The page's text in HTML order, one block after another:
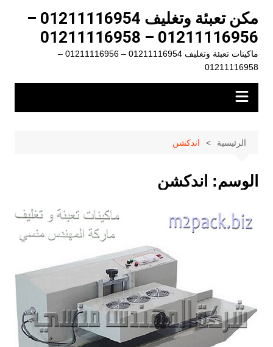
المحتوى
مكن تعبئة وتغليف 01211116954 –
01211116956 – 01211116958
ماكينات تعبئة وتغليف 01211116954 – 01211116956 –
01211116958
الرئيسية اندكشن
الوسم: اندكشن